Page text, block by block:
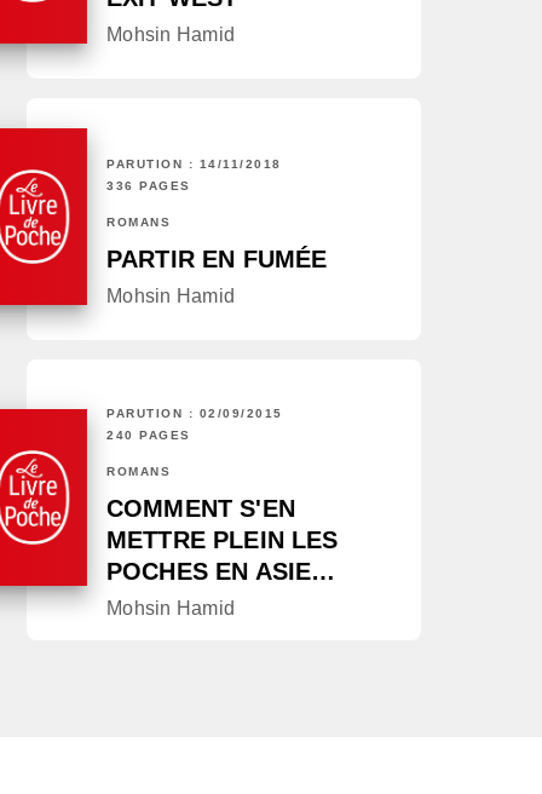
Mohsin Hamid
PARUTION : 14/11/2018
336 PAGES
ROMANS
PARTIR EN FUMÉE
Mohsin Hamid
PARUTION : 02/09/2015
240 PAGES
ROMANS
COMMENT S'EN
METTRE PLEIN LES
POCHES EN ASIE…
Mohsin Hamid